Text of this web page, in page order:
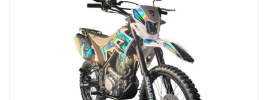
Електротранспорт
Екіпіювання